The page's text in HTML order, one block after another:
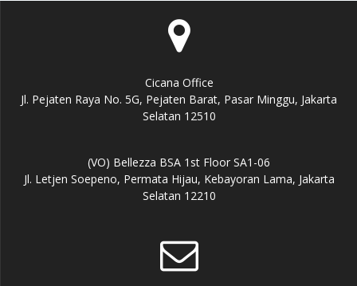
Cicana Office
Jl. Pejaten Raya No. 5G, Pejaten Barat, Pasar Minggu, Jakarta
Selatan 12510
(VO) Bellezza BSA 1st Floor SA1-06
Jl. Letjen Soepeno, Permata Hijau, Kebayoran Lama, Jakarta
Selatan 12210